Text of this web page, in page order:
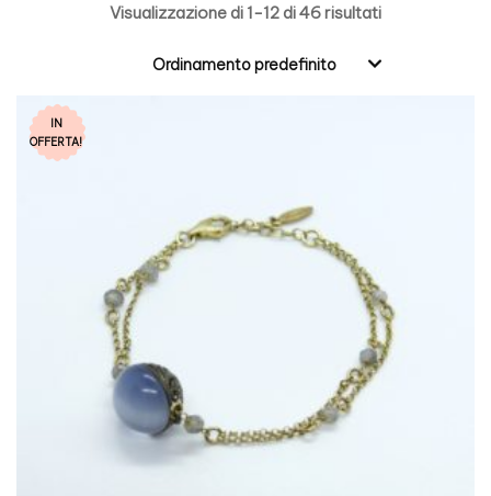
Visualizzazione di 1-12 di 46 risultati
Ordinamento predefinito
IN
OFFERTA!